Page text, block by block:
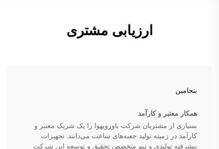
ارزیابی مشتری
بنجامین
همکار معتبر و کارآمد
بسیاری از مشتریان شرکت باورویهوا را یک شریک معتبر و
کارآمد در زمینه تولید جعبه‌های ساعت می‌دانند. تجهیزات
پیشرفته تولیدی و تیم متخصص تحقیق و توسعه این شرکت